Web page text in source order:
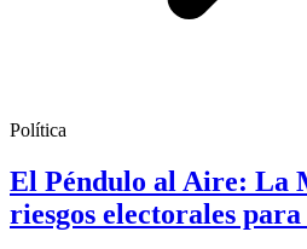
Política
El Péndulo al Aire: La
riesgos electorales